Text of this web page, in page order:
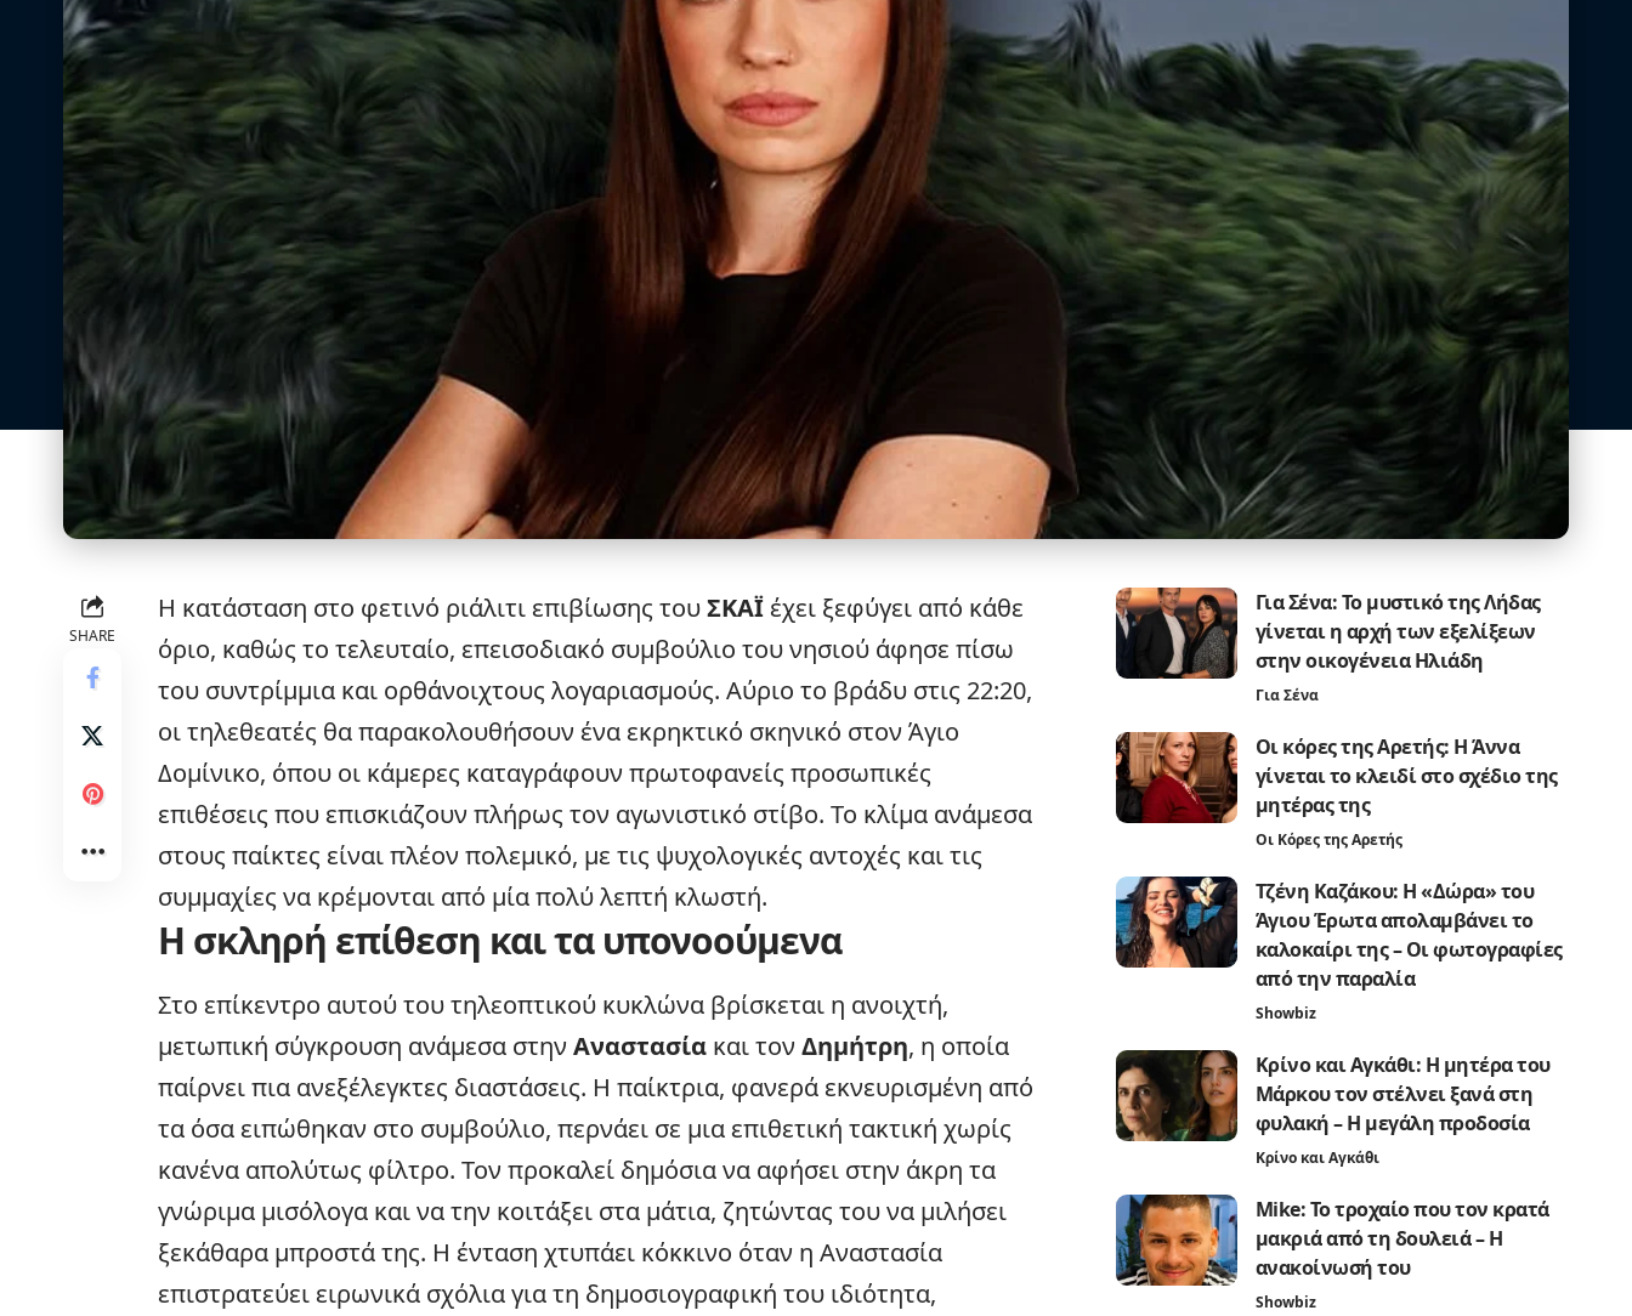
SHARE
Η κατάσταση στο φετινό ριάλιτι επιβίωσης τουΣΚΑΪ έχει ξεφύγει από κάθε
όριο, καθώς το τελευταίο, επεισοδιακό συμβούλιο του νησιού άφησε πίσω
του συντρίμμια και ορθάνοιχτους λογαριασμούς. Αύριο το βράδυ στις 22:20,
οι τηλεθεατές θα παρακολουθήσουν ένα εκρηκτικό σκηνικό στον Άγιο
Δομίνικο, όπου οι κάμερες καταγράφουν πρωτοφανείς προσωπικές
επιθέσεις που επισκιάζουν πλήρως τον αγωνιστικό στίβο. Το κλίμα ανάμεσα
στους παίκτες είναι πλέον πολεμικό, με τις ψυχολογικές αντοχές και τις
συμμαχίες να κρέμονται από μία πολύ λεπτή κλωστή.
Η σκληρή επίθεση και τα υπονοούμενα
Στο επίκεντρο αυτού του τηλεοπτικού κυκλώνα βρίσκεται η ανοιχτή,
μετωπική σύγκρουση ανάμεσα στην Αναστασία και τον Δημήτρη, η οποία
παίρνει πια ανεξέλεγκτες διαστάσεις. Η παίκτρια, φανερά εκνευρισμένη από
τα όσα ειπώθηκαν στο συμβούλιο, περνάει σε μια επιθετική τακτική χωρίς
κανένα απολύτως φίλτρο. Τον προκαλεί δημόσια να αφήσει στην άκρη τα
γνώριμα μισόλογα και να την κοιτάξει στα μάτια, ζητώντας του να μιλήσει
ξεκάθαρα μπροστά της. Η ένταση χτυπάει κόκκινο όταν η Αναστασία
επιστρατεύει ειρωνικά σχόλια για τη δημοσιογραφική του ιδιότητα,
Για Σένα: Το μυστικό της Λήδας
γίνεται η αρχή των εξελίξεων
στην οικογένεια Ηλιάδη
Για Σένα
Οι κόρες της Αρετής: Η Άννα
γίνεται το κλειδί στο σχέδιο της
μητέρας της
Οι Κόρες της Αρετής
Τζένη Καζάκου: Η «Δώρα» του
Άγιου Έρωτα απολαμβάνει το
καλοκαίρι της – Οι φωτογραφίες
από την παραλία
Showbiz
Κρίνο και Αγκάθι: Η μητέρα του
Μάρκου τον στέλνει ξανά στη
φυλακή – Η μεγάλη προδοσία
Κρίνο και Αγκάθι
Mike: Το τροχαίο που τον κρατά
μακριά από τη δουλειά – Η
ανακοίνωσή του
Showbiz